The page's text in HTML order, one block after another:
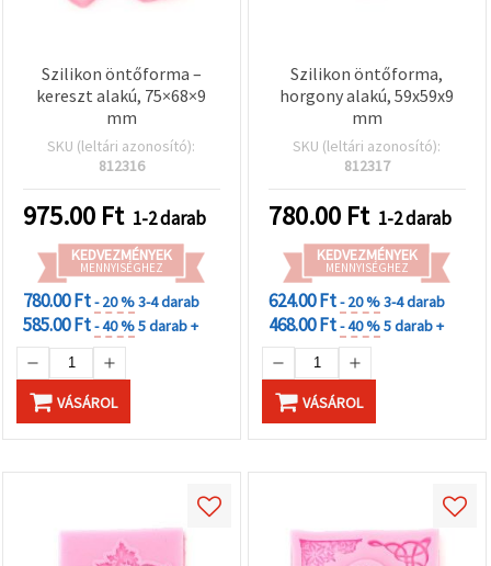
Szilikon öntőforma –
kereszt alakú, 75×68×9
mm
SKU (leltári azonosító):
812316
975.00 Ft 1-2 darab
KEDVEZMÉNYEK
MENNYISÉGHEZ
780.00 Ft- 20 %3-4 darab
585.00 Ft- 40 %5 darab +
VÁSÁROL
Szilikon öntőforma,
horgony alakú, 59x59x9
mm
SKU (leltári azonosító):
812317
780.00 Ft 1-2 darab
KEDVEZMÉNYEK
MENNYISÉGHEZ
624.00 Ft- 20 %3-4 darab
468.00 Ft- 40 %5 darab +
VÁSÁROL